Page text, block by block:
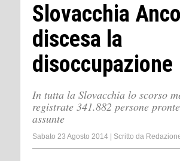
Slovacchia
discesa la
disoccupazione
In tutta la Slovacchia lo scorso
registrate 341.882 persone
assunte
Sabato 23 Agosto 2014 Scritto da